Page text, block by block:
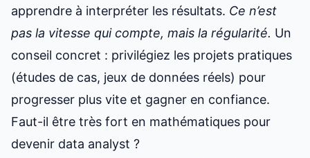
apprendre à interpréter les résultats. Ce n’est
pas la vitesse qui compte, mais la régularité. Un
conseil concret : privilégiez les projets pratiques
(études de cas, jeux de données réels) pour
progresser plus vite et gagner en confiance.
Faut-il être très fort en mathématiques pour
devenir data analyst ?